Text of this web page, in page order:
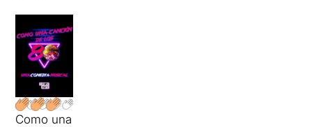
Como una